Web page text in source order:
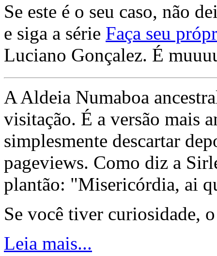
Se este é o seu caso, não
e siga a série Faça seu
Luciano Gonçalez. É
A Aldeia Numaboa
visitação. É a versão mais
simplesmente descartar
pageviews. Como diz a
plantão: "Misericórdia, ai
Se você tiver curiosidade,
Leia mais...